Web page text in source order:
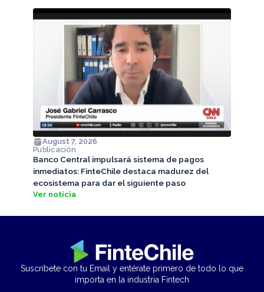
August 7, 2026
Publicación
Banco Central impulsará sistema de pagos
inmediatos: FinteChile destaca madurez del
ecosistema para dar el siguiente paso
Ver noticia
Suscríbete con tu Email y entérate primero de todo lo que
importa en la industria Fintech